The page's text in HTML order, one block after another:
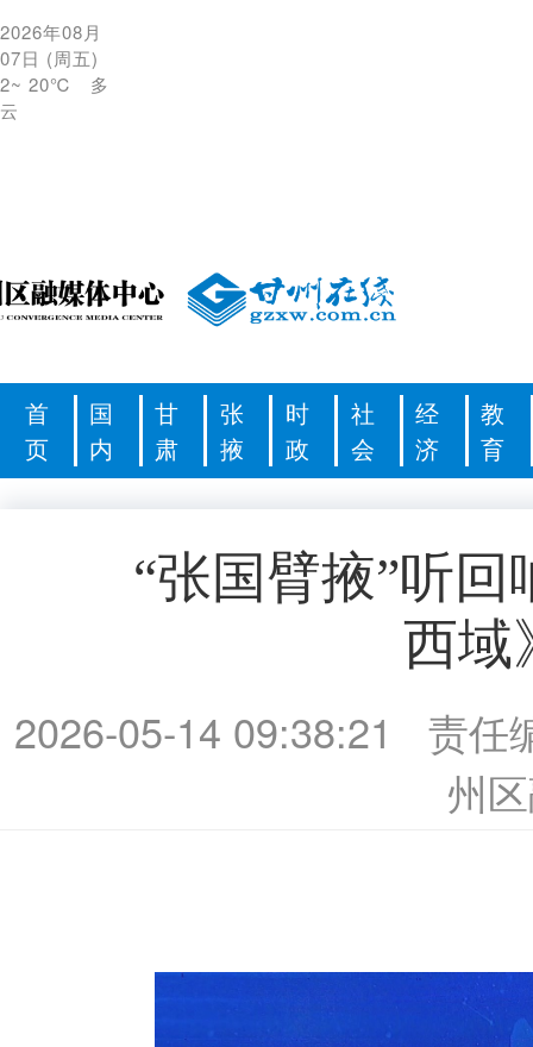
2026年08月
07日 (周五)
2~ 20℃
多
云
首
页
国
内
甘
肃
张
掖
时
政
社
会
经
济
教
育
“张国臂掖”听
西域
2026-05-14 09:38:21
责任
州